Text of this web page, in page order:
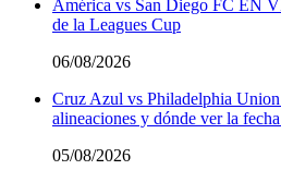
América vs San Diego FC EN
de la Leagues Cup
06/08/2026
Cruz Azul vs Philadelphia
alineaciones y dónde ver la
05/08/2026